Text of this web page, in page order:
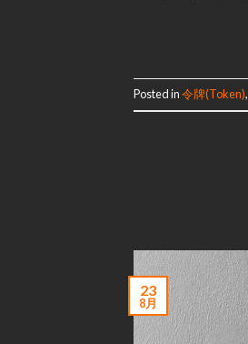
Posted in令牌(Token),
23
8月